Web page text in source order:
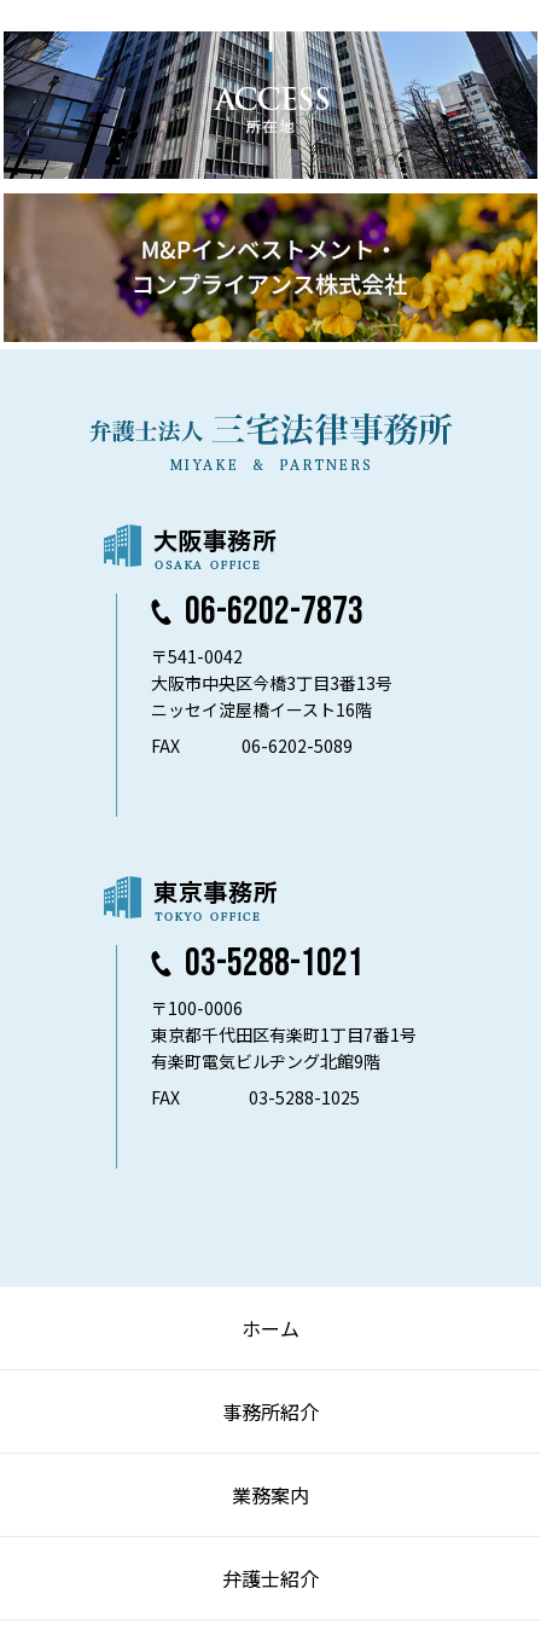
06-6202-7873
〒541-0042
大阪市中央区今橋3丁目3番13号
ニッセイ淀屋橋イースト16階
FAX
06-6202-5089
03-5288-1021
〒100-0006
東京都千代田区有楽町1丁目7番1号
有楽町電気ビルヂング北館9階
FAX
03-5288-1025
ホーム
事務所紹介
業務案内
弁護士紹介